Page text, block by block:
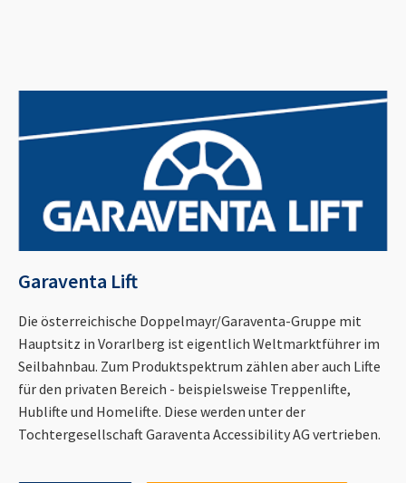
Garaventa Lift
Die österreichische Doppelmayr/Garaventa-Gruppe mit
Hauptsitz in Vorarlberg ist eigentlich Weltmarktführer im
Seilbahnbau. Zum Produktspektrum zählen aber auch Lifte
für den privaten Bereich - beispielsweise Treppenlifte,
Hublifte und Homelifte. Diese werden unter der
Tochtergesellschaft Garaventa Accessibility AG vertrieben.